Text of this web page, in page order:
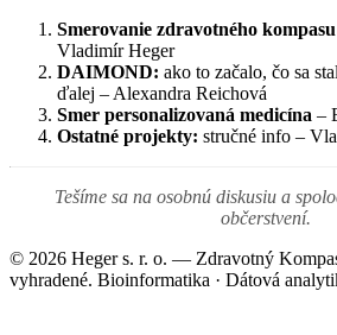
Smerovanie zdravotného
Vladimír Heger
DAIMOND: ako to začalo, čo sa
ďalej – Alexandra Reichová
Smer personalizovaná medicína –
Ostatné projekty: stručné info –
Tešíme sa na osobnú diskusiu a
občerstvení.
© 2026 Heger s. r. o. — Zdravotný
vyhradené. Bioinformatika · Dátová